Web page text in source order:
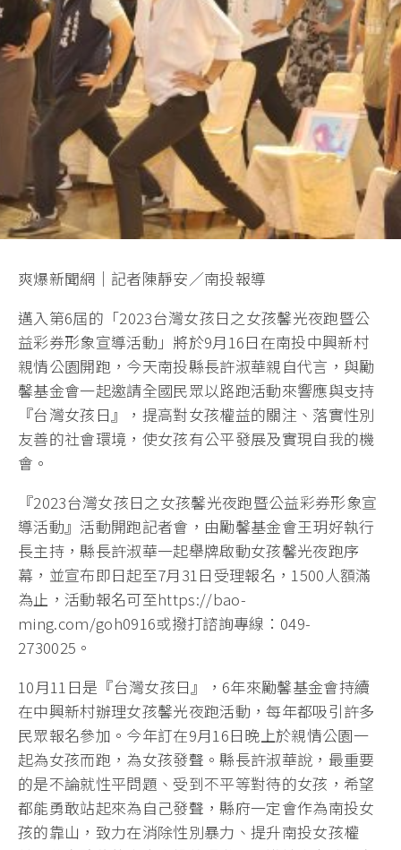
爽爆新聞網｜記者陳靜安／南投報導
邁入第6屆的「2023台灣女孩日之女孩馨光夜跑暨公
益彩券形象宣導活動」將於9月16日在南投中興新村
親情公園開跑，今天南投縣長許淑華親自代言，與勵
馨基金會一起邀請全國民眾以路跑活動來響應與支持
『台灣女孩日』，提高對女孩權益的關注、落實性別
友善的社會環境，使女孩有公平發展及實現自我的機
會。
『2023台灣女孩日之女孩馨光夜跑暨公益彩券形象宣
導活動』活動開跑記者會，由勵馨基金會王玥好執行
長主持，縣長許淑華一起舉牌啟動女孩馨光夜跑序
幕，並宣布即日起至7月31日受理報名，1500人額滿
為止，活動報名可至https://bao-
ming.com/goh0916或撥打諮詢專線：049-
2730025。
10月11日是『台灣女孩日』，6年來勵馨基金會持續
在中興新村辦理女孩馨光夜跑活動，每年都吸引許多
民眾報名參加。今年訂在9月16日晚上於親情公園一
起為女孩而跑，為女孩發聲。縣長許淑華說，最重要
的是不論就性平問題、受到不平等對待的女孩，希望
都能勇敢站起來為自己發聲，縣府一定會作為南投女
孩的靠山，致力在消除性別暴力、提升南投女孩權